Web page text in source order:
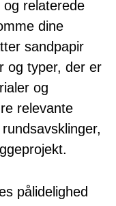
relaterede
dine
sandpapir
og typer, der er
og
relevante
pålidelighed